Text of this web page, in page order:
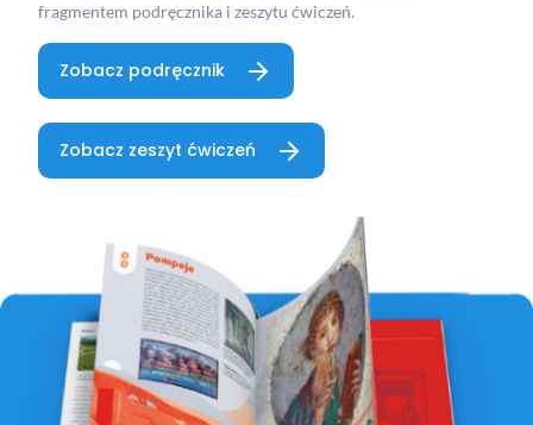
fragmentem podręcznika i zeszytu ćwiczeń.
Zobacz podręcznik
Zobacz zeszyt ćwiczeń